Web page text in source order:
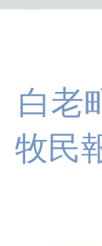
白
牧民